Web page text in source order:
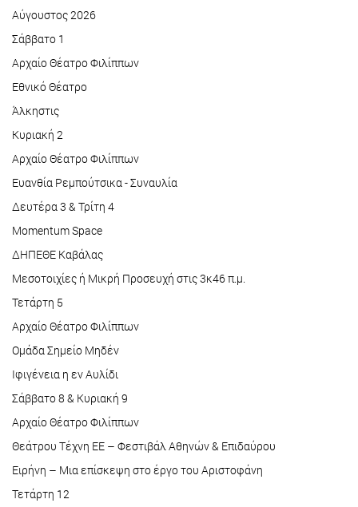
Αύγουστος 2026
Σάββατο 1
Αρχαίο Θέατρο Φιλίππων
Εθνικό Θέατρο
Άλκηστις
Κυριακή 2
Αρχαίο Θέατρο Φιλίππων
Ευανθία Ρεμπούτσικα - Συναυλία
Δευτέρα 3 & Τρίτη 4
Momentum Space
ΔΗΠΕΘΕ Καβάλας
Μεσοτοιχίες ή Μικρή Προσευχή στις 3κ46 π.μ.
Τετάρτη 5
Αρχαίο Θέατρο Φιλίππων
Ομάδα Σημείο Μηδέν
Ιφιγένεια η εν Αυλίδι
Σάββατο 8 & Κυριακή 9
Αρχαίο Θέατρο Φιλίππων
Θεάτρου Τέχνη ΕΕ – Φεστιβάλ Αθηνών & Επιδαύρου
Ειρήνη – Μια επίσκεψη στο έργο του Αριστοφάνη
Τετάρτη 12